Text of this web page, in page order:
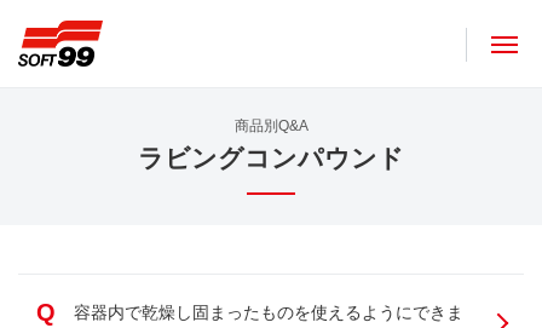
商品別Q&A
ラビングコンパウンド
Q
容器内で乾燥し固まったものを使えるようにできま